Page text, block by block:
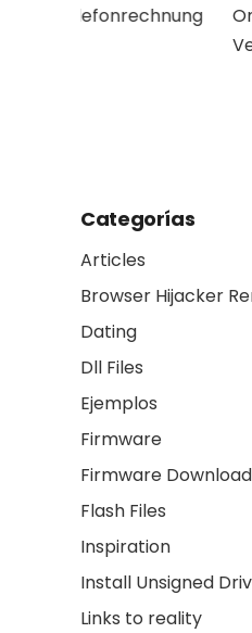
Online Slots +
Verbunden
Categorías
Articles
Browser Hijacker
Dating
Dll Files
Ejemplos
Firmware
Firmware Download
Flash Files
Inspiration
Install Unsigned
Links to reality